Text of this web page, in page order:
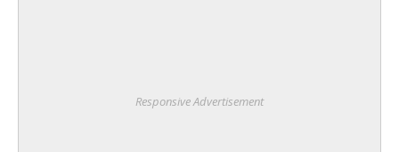
Responsive Advertisement